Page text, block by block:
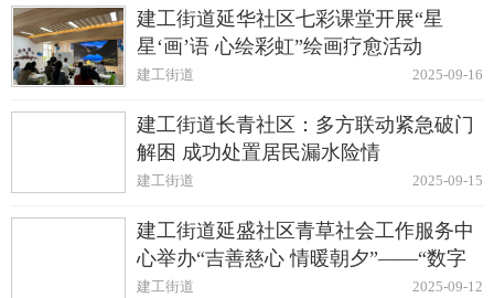
建工街道延华社区七彩课堂开展“星
星‘画’语 心绘彩虹”绘画疗愈活动
2025-09-16
建工街道
建工街道长青社区：多方联动紧急破门
解困 成功处置居民漏水险情
2025-09-15
建工街道
建工街道延盛社区青草社会工作服务中
心举办“吉善慈心 情暖朝夕”——“数字
公益节 共建幸福家园”慈善大集
2025-09-12
建工街道